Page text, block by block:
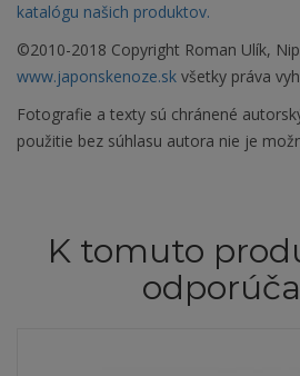
katalógu našich produktov.
©2010-2018 Copyright Roman Ulík,
www.japonskenoze.sk všetky práva
Fotografie a texty sú chránené
použitie bez súhlasu autora nie je
K tomuto